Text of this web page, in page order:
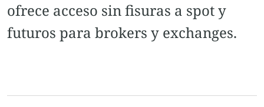
ofrece acceso sin fisuras a spot y
futuros para brokers y exchanges.